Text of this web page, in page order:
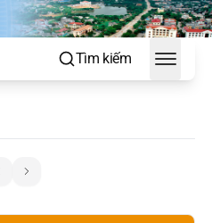
Tìm kiếm
Toggle